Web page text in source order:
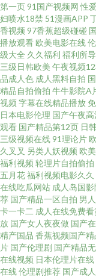
线 午夜福利资源 肏屄色
品精品综合 在线不卡av
五月婷 在线观看黑料av
在线视频免费观看 久久
放 在线h网 97韩影视伦
看 伪娘TS一区二区 日韩
址在线免费观看 深夜色
荐 91麻豆视频秘密入口
精品专区 91n在线网址
第一页91国产视频网 性
妇喷水18禁 51漫画APP
香视频 97香蕉超级碰碰
播放观看 欧美电影在线
级大全 久久福利 福利所
三级日韩欧美 午夜视频
品成人色 成人黑料自拍
精品自拍偷拍 牛牛影院A
视频 字幕在线精品播放
日本电影伦理 国产午夜高
观看 国产精品第12页 日
三级视频在线91理论片
久叉叉 另类人妖视频 欧
福利视频 轮理片自拍偷拍
五月花福利视频电影久久
在线吃瓜网站 成人岛国影
荐 国产精品一区自拍 男
卡一卡二 成人在线免费看
放 国产女人夜夜做 国产
精产国品 香蕉视频国产精
片 国产伦理剧 国产精品
在线视频 日本伦理片在线
在线伦理剧推荐 国产成